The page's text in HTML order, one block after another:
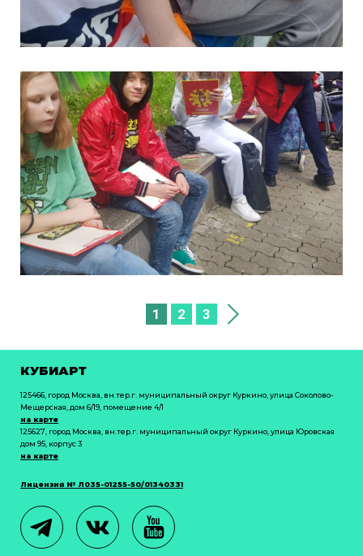
1 2 3
КУБИАРТ
125466, город Москва, вн.тер.г. муниципальный округ Куркино, улица Соколово-
Мещерская, дом 6/19, помещение 4/1
на карте
125627, город Москва, вн.тер.г. муниципальный округ Куркино, улица Юровская
дом 95, корпус 3
на карте
Лицензия № Л035-01255-50/01340331